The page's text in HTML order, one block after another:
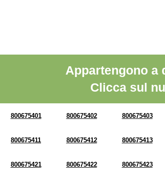
Appartengono a
Clicca sul
800675401 800675402 800675403
800675411 800675412 800675413
800675421 800675422 800675423